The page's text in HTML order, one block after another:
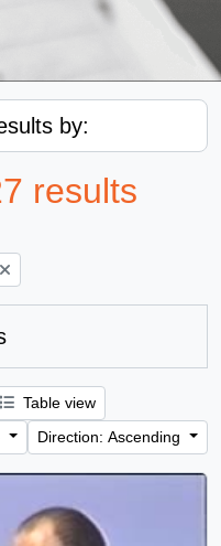
by:
results
Table view
Direction: Ascending